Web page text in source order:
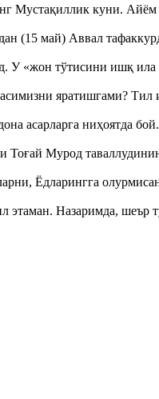
Мустақиллик куни.
(15 май) Аввал
«жон тўтисини ишқ ила
яратишгами?
асарларга ниҳоятда
Тоғай Мурод
Ёдларингга
этаман. Назаримда,